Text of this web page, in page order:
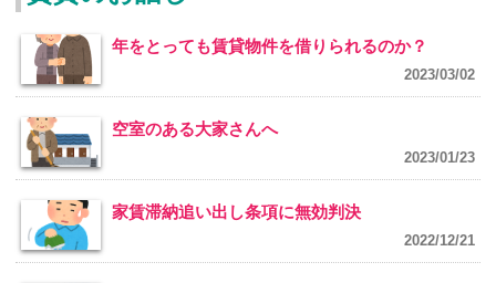
年をとっても賃貸物件を借りられるのか？
2023/03/02
空室のある大家さんへ
2023/01/23
家賃滞納追い出し条項に無効判決
2022/12/21